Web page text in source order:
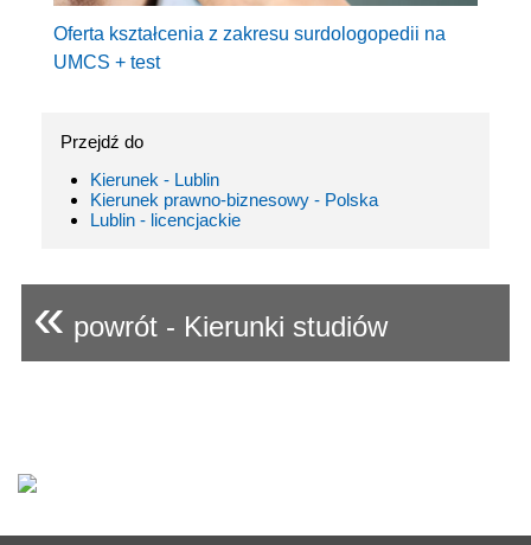
Oferta kształcenia z zakresu surdologopedii na
UMCS + test
Przejdź do
Kierunek - Lublin
Kierunek prawno-biznesowy - Polska
Lublin - licencjackie
« powrót - Kierunki studiów